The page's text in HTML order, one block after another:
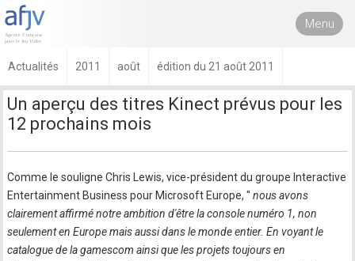
Menu
Actualités 2011 août édition du 21 août 2011
Un aperçu des titres Kinect prévus pour les
12 prochains mois
Comme le souligne Chris Lewis, vice-président du groupe Interactive
Entertainment Business pour Microsoft Europe, " nous avons
clairement affirmé notre ambition d'être la console numéro 1, non
seulement en Europe mais aussi dans le monde entier. En voyant le
catalogue de la gamescom ainsi que les projets toujours en